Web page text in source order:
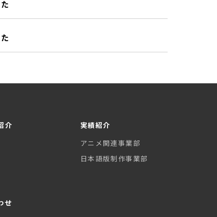
介
せ
実績紹介
アニメ関連事業部
日本語版制作事業部